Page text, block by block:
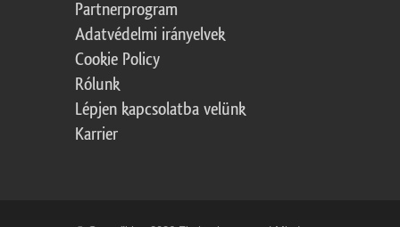
Partnerprogram
Adatvédelmi irányelvek
Cookie Policy
Rólunk
Lépjen kapcsolatba velünk
Karrier